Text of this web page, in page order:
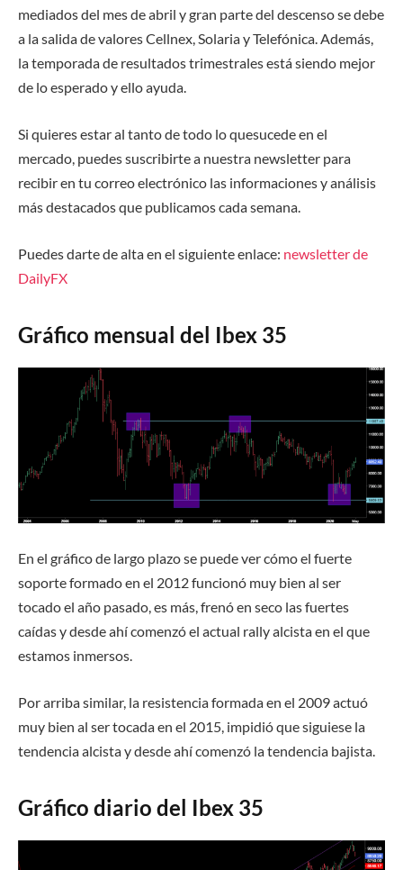
mediados del mes de abril y gran parte del descenso se debe
a la salida de valores Cellnex,SolariayTelefónica.Además,
la temporada de resultados trimestrales está siendo mejor
de lo esperado y ello ayuda.
Si quieres estar al tanto de todo lo quesucede en el
mercado, puedes suscribirte a nuestra newsletter para
recibir en tu correo electrónico las informaciones y análisis
más destacados que publicamos cada semana.
Puedes darte de alta en el siguiente enlace: newsletter de
DailyFX
Gráfico mensual del Ibex 35
En el gráfico de largo plazo se puede ver cómo el fuerte
soporte formado en el 2012 funcionó muy bien al ser
tocado el año pasado, es más, frenó en seco las fuertes
caídas y desde ahí comenzó el actual rally alcista en el que
estamos inmersos.
Por arriba similar, la resistencia formada en el 2009 actuó
muy bien al ser tocada en el 2015, impidió que siguiese la
tendencia alcista y desde ahí comenzó la tendencia bajista.
Gráfico diario del Ibex 35